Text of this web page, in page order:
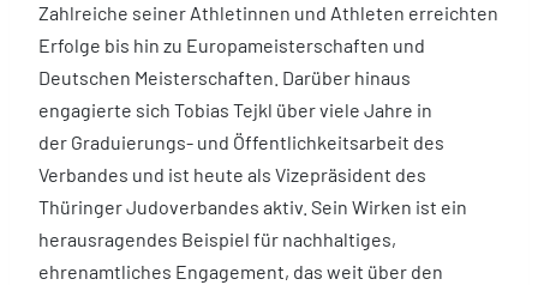
Zahlreiche seiner Athletinnen und Athleten erreichten
Erfolge bis hin zu Europameisterschaften und
Deutschen Meisterschaften. Darüber hinaus
engagierte sich Tobias Tejkl über viele Jahre in
der Graduierungs- und Öffentlichkeitsarbeit des
Verbandes und ist heute als Vizepräsident des
Thüringer Judoverbandes aktiv. Sein Wirken ist ein
herausragendes Beispiel für nachhaltiges,
ehrenamtliches Engagement, das weit über den